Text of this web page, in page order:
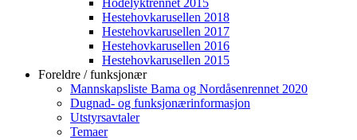
Hodelyktrennet 2015
Hestehovkarusellen 2018
Hestehovkarusellen 2017
Hestehovkarusellen 2016
Hestehovkarusellen 2015
Foreldre / funksjonær
Mannskapsliste Bama og Nordåsenrennet 2020
Dugnad- og funksjonærinformasjon
Utstyrsavtaler
Temaer